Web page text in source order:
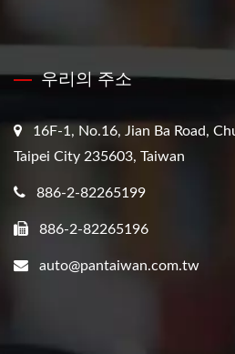
우리의 주소
16F-1, No.16, Jian Ba Road,
Taipei City 235603, Taiwan
886-2-82265199
886-2-82265196
auto@pantaiwan.com.tw